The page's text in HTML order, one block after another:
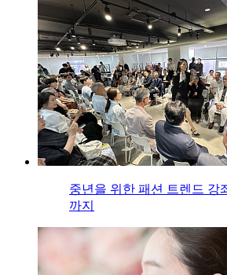
중년을 위한 패션 트렌드 강
까지